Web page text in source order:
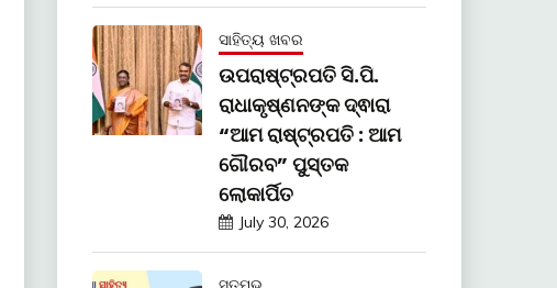
ସାହିତ୍ୟ ଖବର
ଉପରାଷ୍ଟ୍ରପତି ସି.ପି.
ରାଧାକୃଷ୍ଣନଙ୍କ ଦ୍ଵାରା
“ଆମ ରାଷ୍ଟ୍ରପତି : ଆମ
ଗୌରବ” ପୁସ୍ତକ
ଲୋକାର୍ପିତ
July 30, 2026